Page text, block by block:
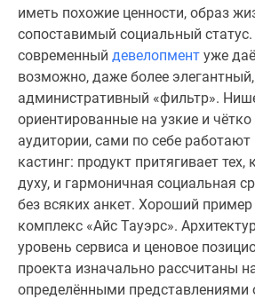
лесу
Коттеджные
поселки
водоема
Коттеджные
поселки
ипотеку
Бизнес-
центры
Коттеджи
Скидки
иметь похожие ценности, образ
сопоставимый социальный
современный девелопмент уже
возможно, даже более
административный «фильтр».
ориентированные на узкие и
аудитории, сами по себе работают
кастинг: продукт притягивает
духу, и гармоничная социальная
без всяких анкет. Хороший
комплекс «Айс Тауэрс».
уровень сервиса и ценовое
проекта изначально рассчитаны
определёнными представлениями